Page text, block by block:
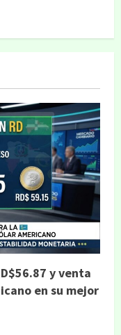
y venta
en su mejor